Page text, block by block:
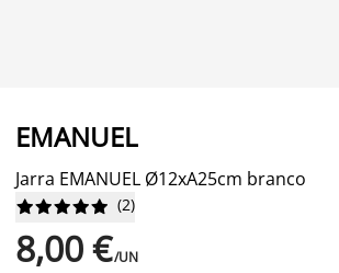
EMANUEL
Jarra EMANUEL Ø12xA25cm branco





 (2)
8,00 €/UN